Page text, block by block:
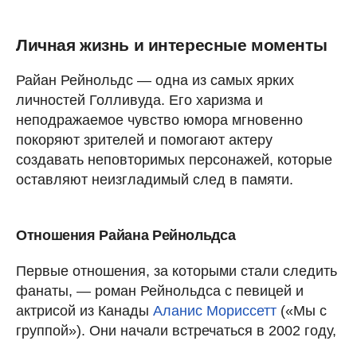
Личная жизнь и интересные моменты
Райан Рейнольдс — одна из самых ярких
личностей Голливуда. Его харизма и
неподражаемое чувство юмора мгновенно
покоряют зрителей и помогают актеру
создавать неповторимых персонажей, которые
оставляют неизгладимый след в памяти.
Отношения Райана Рейнольдса
Первые отношения, за которыми стали следить
фанаты, — роман Рейнольдса с певицей и
актрисой из Канады Аланис Мориссетт («Мы с
группой»). Они начали встречаться в 2002 году,